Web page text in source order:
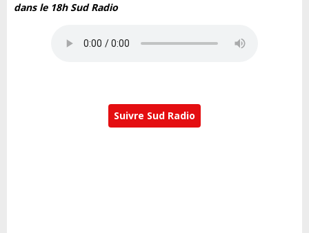
dans le 18h Sud Radio
Suivre Sud Radio